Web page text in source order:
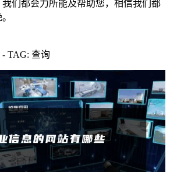
们都会力所能及帮助您，相信我们都
- TAG: 查询